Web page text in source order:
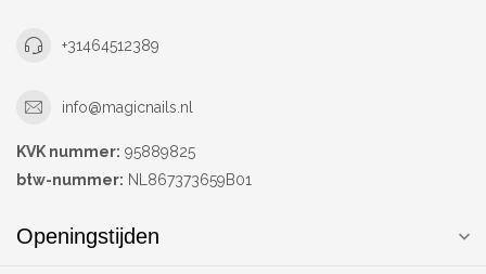
+31464512389
info@magicnails.nl
KVK nummer: 95889825
btw-nummer: NL867373659B01
Openingstijden